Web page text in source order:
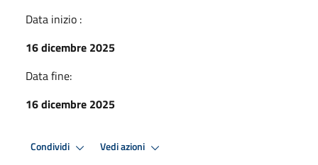
Data inizio :
16 dicembre 2025
Data fine:
16 dicembre 2025
Condividi Vedi azioni